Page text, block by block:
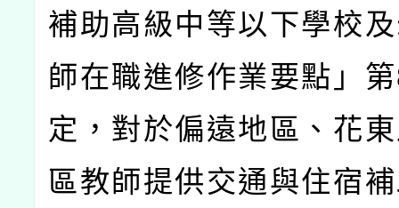
補助高級中等以下學校
師在職進修作業要點」第
定，對於偏遠地區、花
區教師提供交通與住宿